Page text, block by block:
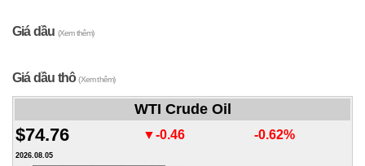
Giá dầu (Xem thêm)
Giá dầu thô(Xem thêm)
WTI Crude Oil
$74.76 ▼-0.46 -0.62%
2026.08.05